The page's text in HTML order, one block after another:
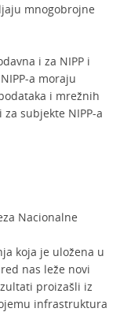
mnogobrojne
i za NIPP i
a moraju
i mrežnih
subjekte NIPP-a
Nacionalne
koja je uložena u
nas leže novi
proizašli iz
infrastruktura